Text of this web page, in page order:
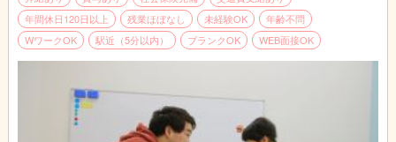
指導
個別支援計画に基づきお子さまに指導を実施します。
個別指導では45分の指導をし、小集団指導では1時間半～3時間
の指導をします。
終礼|スタッフ間でお子さま保護者さまの情報共有や翌日の準備
をします。
年間休日120日以上
残業ほぼなし 未経験OK
年齢不問
WワークOK
駅近（5分以内） ブランクOK WEB面接OK